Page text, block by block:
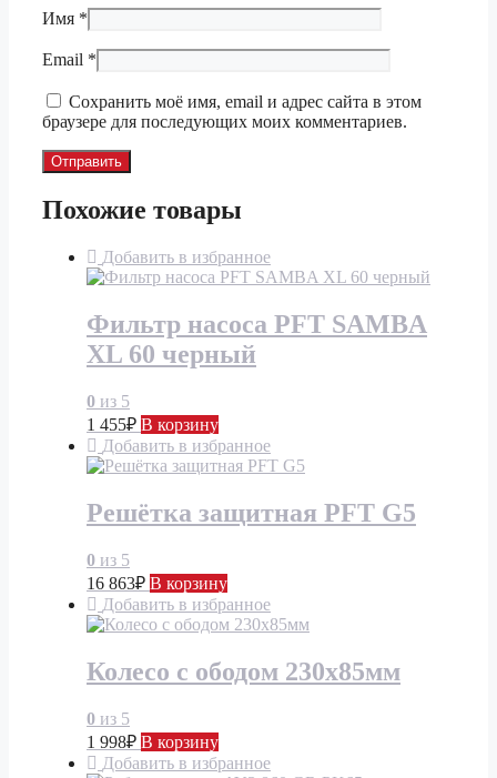
Имя *
Email *
Сохранить моё имя, email и адрес сайта в этом
браузере для последующих моих комментариев.
Похожие товары
Добавить в избранное
Фильтр насоса PFT SAMBA
XL 60 черный
0 из 5
1 455₽ В корзину
Добавить в избранное
Решётка защитная PFT G5
0 из 5
16 863₽ В корзину
Добавить в избранное
Колесо с ободом 230х85мм
0 из 5
1 998₽ В корзину
Добавить в избранное